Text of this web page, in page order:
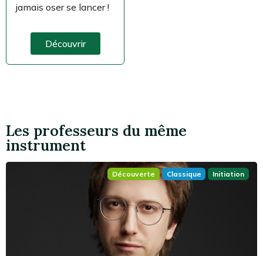
jamais oser se lancer !
Découvrir
Les professeurs du même
instrument
Initiation
Classique
Découverte